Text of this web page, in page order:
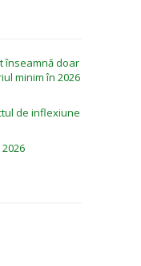
înseamnă doar
minim în 2026
de inflexiune